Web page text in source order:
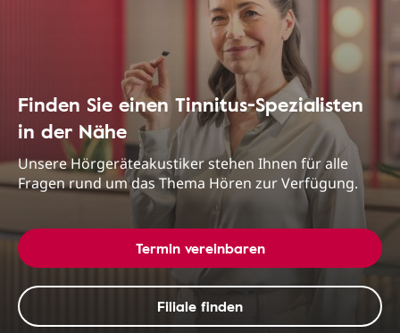
Finden Sie einen Tinnitus-Spezialisten
in der Nähe
Unsere Hörgeräteakustiker stehen Ihnen für alle
Fragen rund um das Thema Hören zur Verfügung.
Termin vereinbaren
Filiale finden